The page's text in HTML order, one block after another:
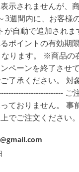
示されませんが、
3週間内に、お客様
が自動で追加されま
ポイントの有効期
ります。 ※商品の
ペーンを終了させ
了承ください。 対
ご
ておりません。 事
でご注文ください。